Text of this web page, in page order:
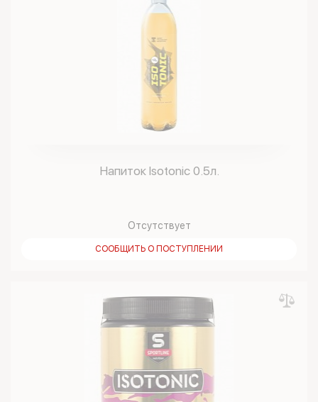
Напиток Isotonic 0.5л.
Отсутствует
СООБЩИТЬ О ПОСТУПЛЕНИИ